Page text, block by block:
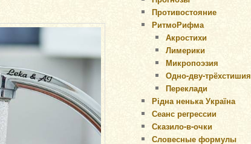
Противостояние
РитмоРифма
Акростихи
Лимерики
Микропоэзия
Одно-дву-трёхстишия
Переклади
Рідна ненька Україна
Сеанс регрессии
Сказило-в-очки
Словесные формулы